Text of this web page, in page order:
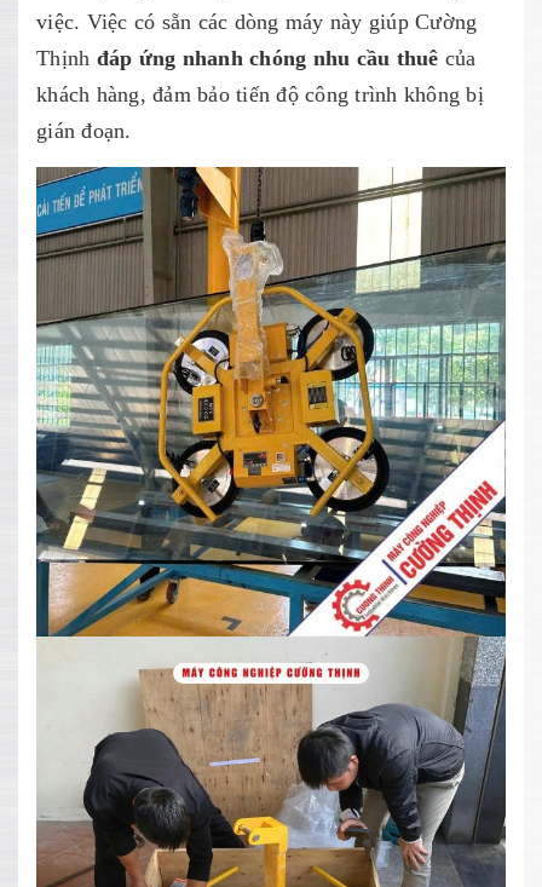
việc. Việc có sẵn các dòng máy này giúp Cường
Thịnh đáp ứng nhanh chóng nhu cầu thuê của
khách hàng, đảm bảo tiến độ công trình không bị
gián đoạn.